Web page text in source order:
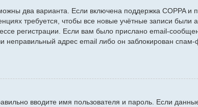
два варианта. Если включена поддержка COPPA и
требуется, чтобы все новые учётные записи были
регистрации. Если вам было прислано email-
неправильный адрес email либо он заблокирован
вводите имя пользователя и пароль. Если